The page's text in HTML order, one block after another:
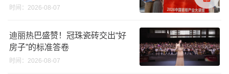
时间：2026-08-07
迪丽热巴盛赞！冠珠瓷砖交出“好
房子”的标准答卷
时间：2026-08-07